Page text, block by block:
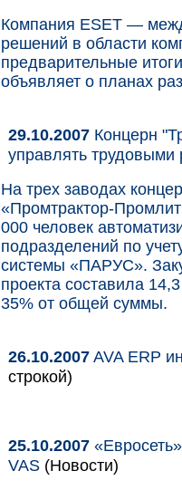
Компания ESET —
решений в области
предварительные
объявляет о планах
29.10.2007 Концерн
управлять трудовыми
На трех заводах
«Промтрактор-
000 человек
подразделений по
системы «ПАРУС».
проекта составила
35% от общей суммы.
26.10.2007AVA ERP
строкой)
25.10.2007
VAS (Новости)